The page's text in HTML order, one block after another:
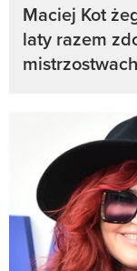
Maciej Kot
laty razem